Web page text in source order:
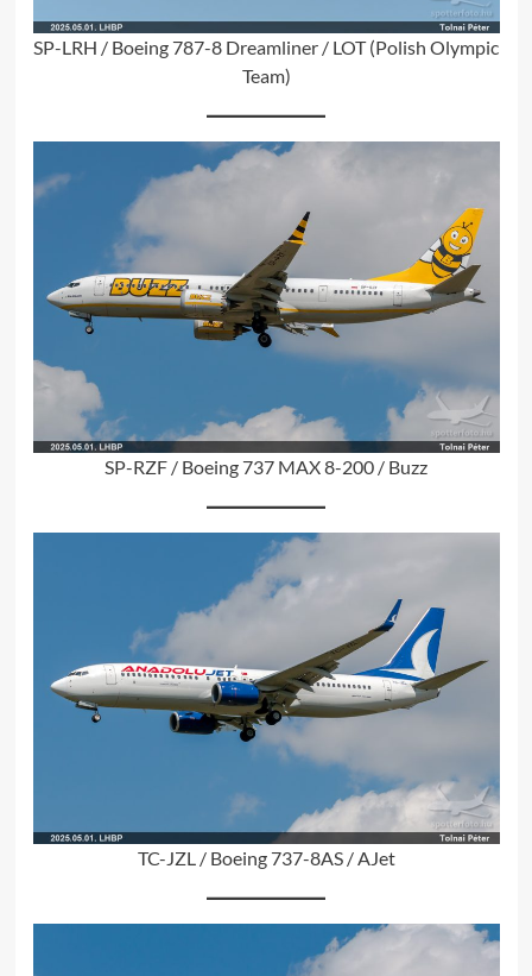
SP-LRH / Boeing 787-8 Dreamliner / LOT (Polish Olympic
Team)
SP-RZF / Boeing 737 MAX 8-200 / Buzz
TC-JZL / Boeing 737-8AS / AJet